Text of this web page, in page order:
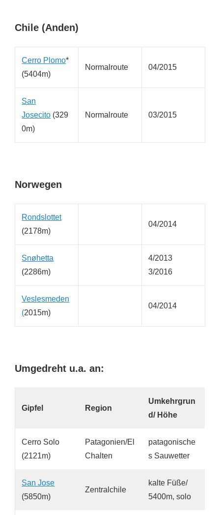
Chile (Anden)
Cerro Plomo*
(5404m)
Normalroute 04/2015
San
Josecito (329
0m)
Normalroute 03/2015
Norwegen
Rondslottet
(2178m)
04/2014
Snøhetta
(2286m)
4/2013
3/2016
Veslesmeden
(2015m)
04/2014
Umgedreht u.a. an:
Gipfel Region
Umkehrgrun
d/ Höhe
Cerro Solo
(2121m)
Patagonien/El
Chalten
patagonische
s Sauwetter
San Jose
(5850m)
Zentralchile
kalte Füße/
5400m, solo